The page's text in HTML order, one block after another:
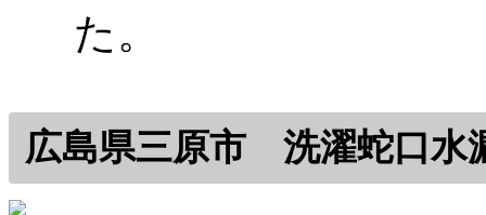
た。
広島県三原市 洗濯蛇口水